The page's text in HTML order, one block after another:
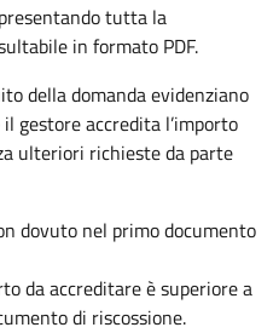
tutta la
in formato PDF.
della domanda evidenziano
gestore accredita l’importo
ulteriori richieste da parte
dovuto nel primo documento
da accreditare è superiore a
di riscossione.